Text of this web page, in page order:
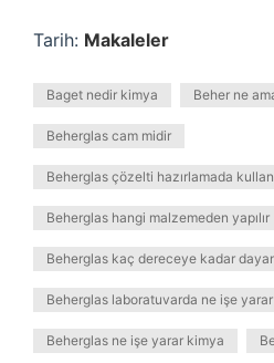
Tarih: Makaleler
Baget nedir kimya Beher ne
Beherglas cam midir
Beherglas çözelti hazırlamada
Beherglas hangi malzemeden yapılır
Beherglas kaç dereceye kadar
Beherglas laboratuvarda ne işe yarar
Beherglas ne işe yarar kimya